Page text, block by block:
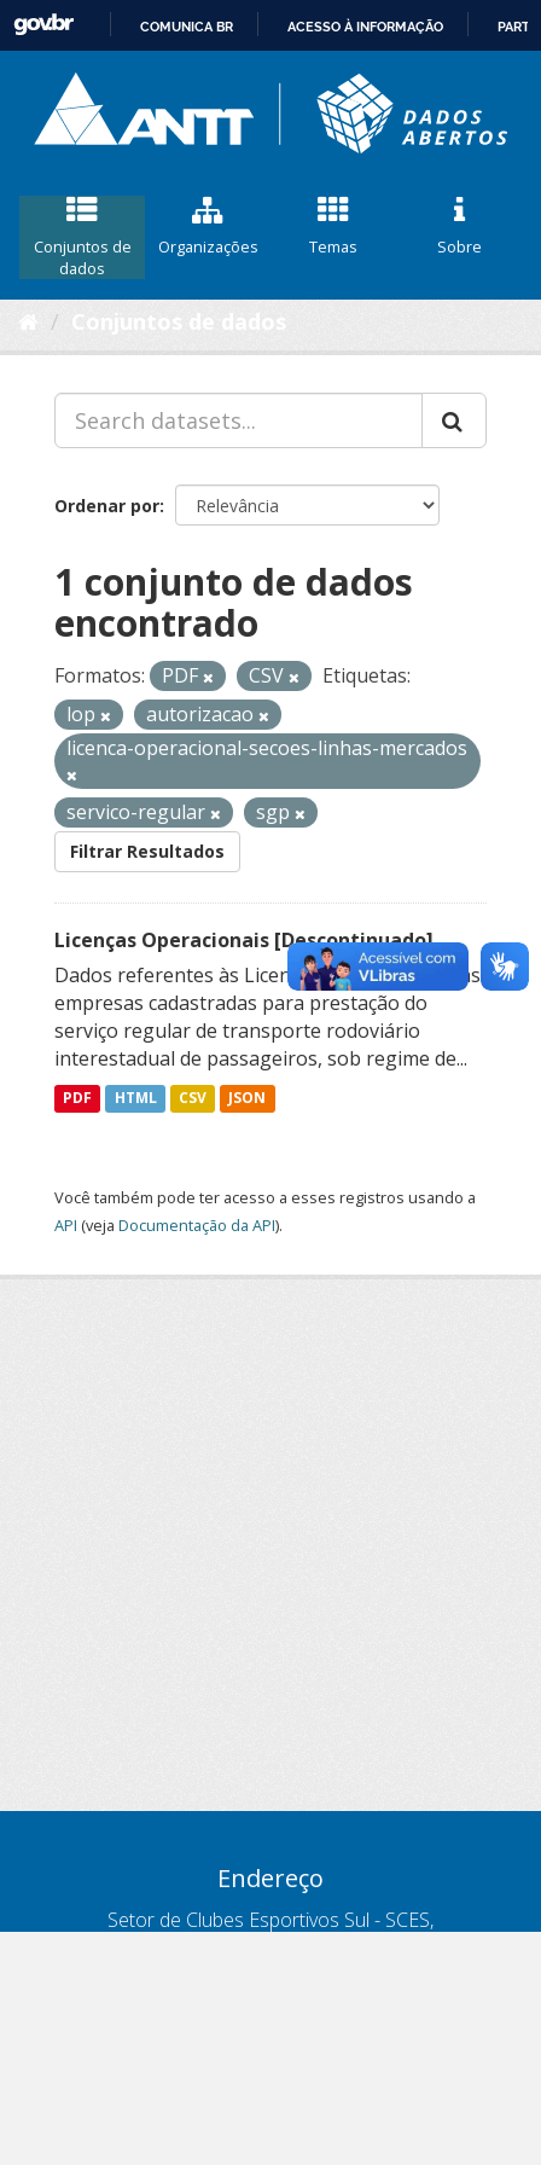
CONTEÚDO
COMUNICA BR ACESSO À INFORMAÇÃO
Conjuntos de
dados
Organizações Temas Sobre
Ordenar por
1 conjunto de dados
encontrado
Formatos: PDF CSV
Etiquetas:
lop
autorizacao
licenca-operacional-secoes-linhas-mercados
servico-regular sgp
Filtrar Resultados
Licenças Operacionais [Descontinuado]
Dados referentes às Licenças Operacionais das
empresas cadastradas para prestação do
serviço regular de transporte rodoviário
interestadual de passageiros, sob regime de...
PDF HTML CSV JSON
Você também pode ter acesso a esses registros usando a
API (veja Documentação da API).
Endereço
Setor de Clubes Esportivos Sul - SCES,